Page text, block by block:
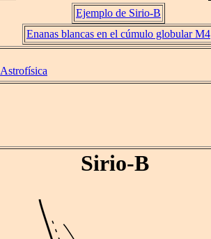
Ejemplo de Sirio-B
Enanas blancas en el cúmulo globular M4
Astrofísica
Sirio-B